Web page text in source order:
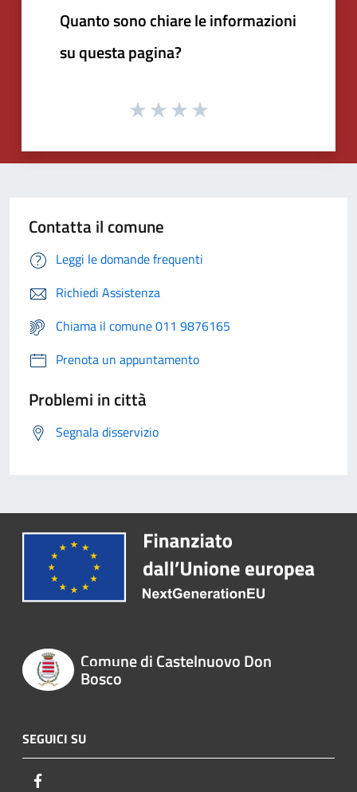
Quanto sono chiare le informazioni
su questa pagina?
Contatta il comune
Leggi le domande frequenti
Richiedi Assistenza
Chiama il comune 011 9876165
Prenota un appuntamento
Problemi in città
Segnala disservizio
Comune di Castelnuovo Don
Bosco
SEGUICI SU